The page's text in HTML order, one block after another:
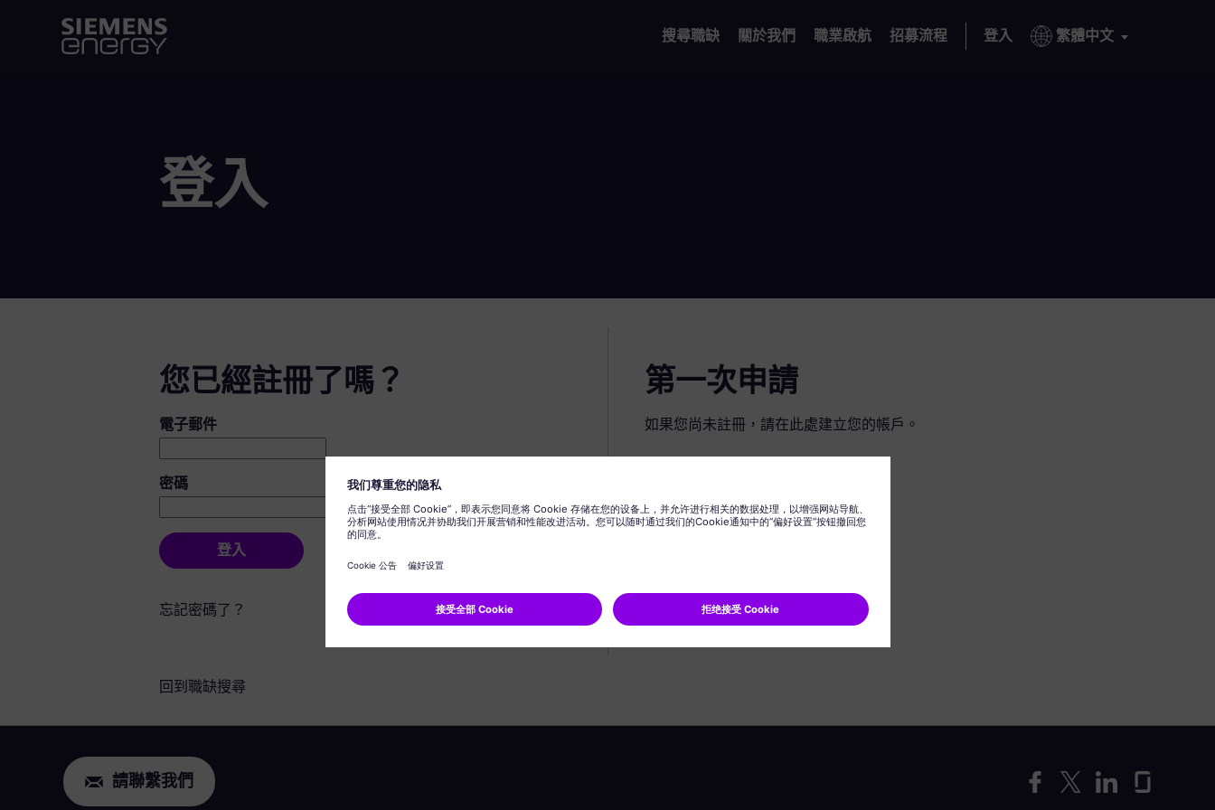
搜尋職缺 關於我們 職業啟航 招募流程 登入 繁體中文
登入
您已經註冊了嗎？
登入：使用者和密碼
電子郵件
密碼
登入
忘記密碼了？
第一次申請
如果您尚未註冊，請在此處建立您的帳戶。
回到職缺搜尋
請聯繫我們